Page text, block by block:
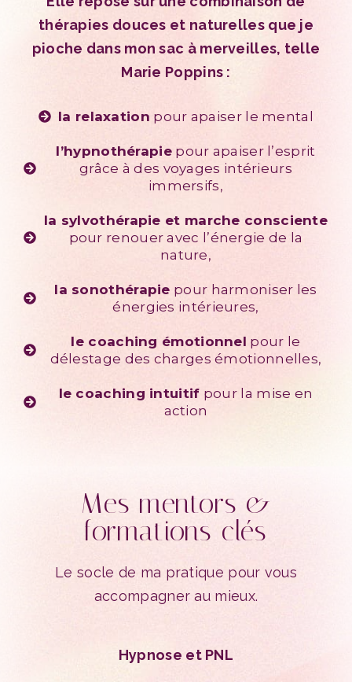
thérapies douces et naturelles que je
pioche dans mon sac à merveilles, telle
Marie Poppins :
la relaxation pour apaiser le mental
l’hypnothérapiepour apaiser l’esprit
grâce à des voyages intérieurs
immersifs,
la sylvothérapie et marche consciente
pour renouer avec l’énergie de la
nature,
la sonothérapie pour harmoniser les
énergies intérieures,
le coaching émotionnel pour le
délestage des charges émotionnelles,
le coaching intuitif pour la mise en
action
Mes mentors &
formations clés
Le socle de ma pratique pour vous
accompagner au mieux.
Hypnose et PNL